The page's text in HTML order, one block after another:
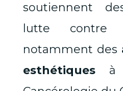
soutiennent
lutte contre
notamment des
esthétiquesà